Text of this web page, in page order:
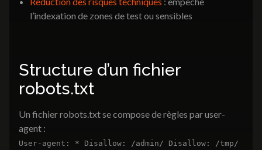
l’indexation de zones de test ou sensibles
Structure d’un fichier
robots.txt
Un fichier robots.txt se compose de règles par user-
agent :
User-agent: * Disallow: /admin/ Disallow: /tmp/